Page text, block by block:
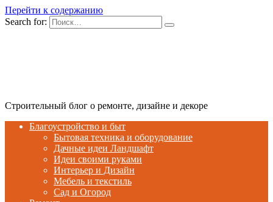
Перейти к содержанию
Search for:
Строительный блог о ремонте, дизайне и декоре
Благоустройство и быт
Бытовая техника и оборудование
Дачные идеи Ландшафт
Идеи своими руками
Интерьер и Дизайн
Мебель и текстиль
Сад и Огород